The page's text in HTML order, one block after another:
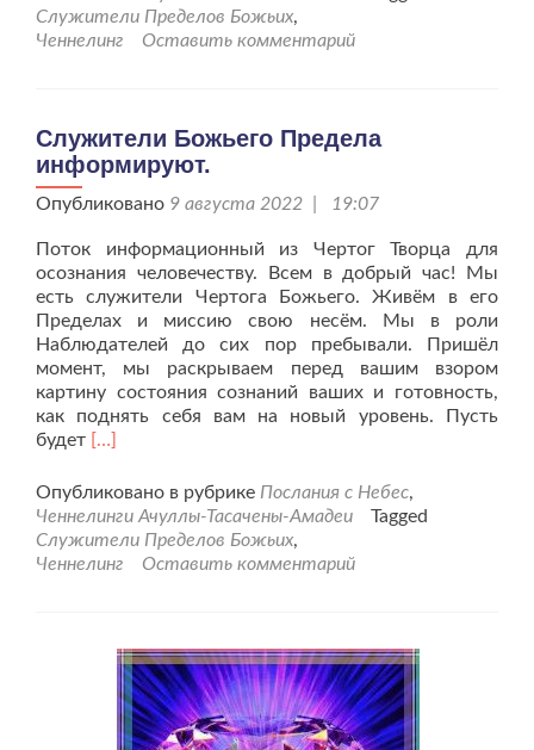
Представителями
Предела
Служители Пределов Божьих,
Ченнелинг
Оставить комментарий
Служители Божьего Предела
информируют.
Опубликовано 9 августа 2022 | 19:07
Поток информационный из Чертог Творца для
осознания человечеству. Всем в добрый час! Мы
есть служители Чертога Божьего. Живём в его
Пределах и миссию свою несём. Мы в роли
Наблюдателей до сих пор пребывали. Пришёл
момент, мы раскрываем перед вашим взором
картину состояния сознаний ваших и готовность,
как поднять себя вам на новый уровень. Пусть
будет Читать
проСлужители
Божьего
Предела
информируют.
[…]
Опубликовано в рубрике Послания с Небес,
Ченнелинги Ачуллы-Тасачены-Амадеи
Tagged
Служители Пределов Божьих,
Ченнелинг
Оставить комментарий